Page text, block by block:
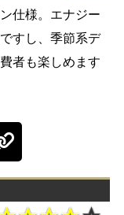
仕様。エナジー
すし、季節系デ
者も楽しめます